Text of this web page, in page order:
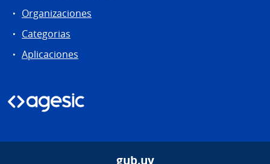
Organizaciones
Categorias
Aplicaciones
gub.uy